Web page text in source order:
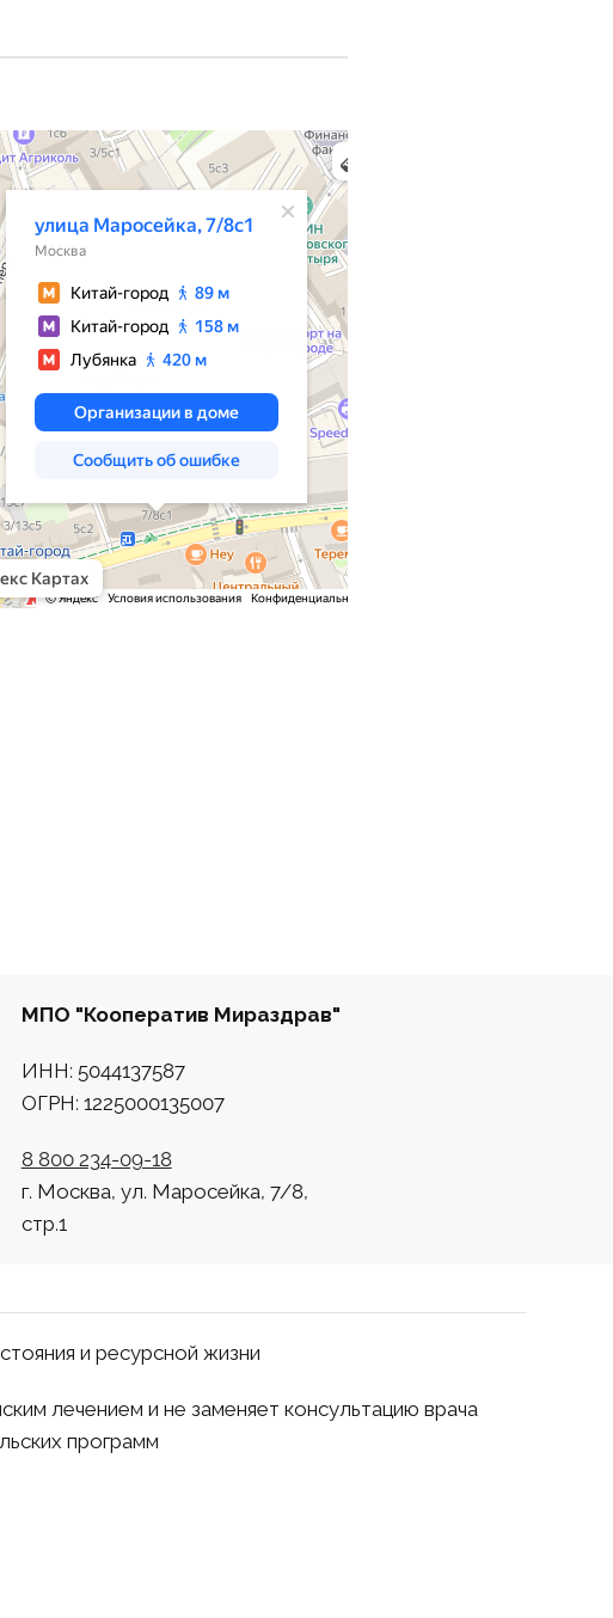
навигация, поиск мест
МПО "Кооператив Мираздрав"
ИНН: 5044137587
ОГРН: 1225000135007
8 800 234-09-18
г. Москва, ул. Маросейка, 7/8,
стр.1
и ресурсной жизни
лечением и не заменяет консультацию врача
программ